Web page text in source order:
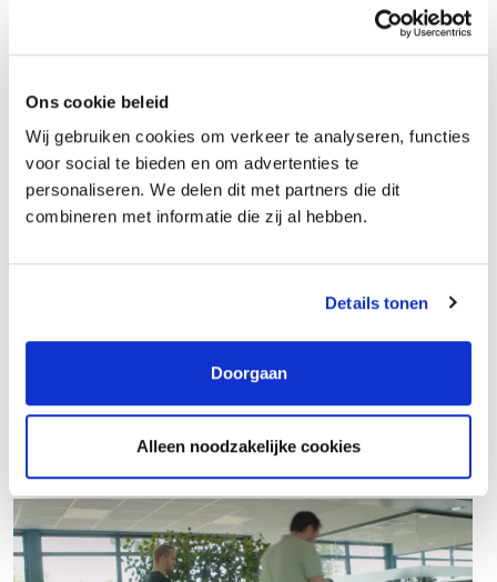
Ons cookie beleid
Wij gebruiken cookies om verkeer te analyseren, functies
voor social te bieden en om advertenties te
personaliseren. We delen dit met partners die dit
combineren met informatie die zij al hebben.
Details tonen
Doorgaan
Alleen noodzakelijke cookies
Bij Phoenix Contact hebben we onze eigen Academy. Uiteraard
zijn er ook mogelijkheden voor externe scholingen en heb je vrije
Doorgroeimogelijkheden verschillen per functiegebied en gaat in
overleg met je leidinggevende.
Management Assistant